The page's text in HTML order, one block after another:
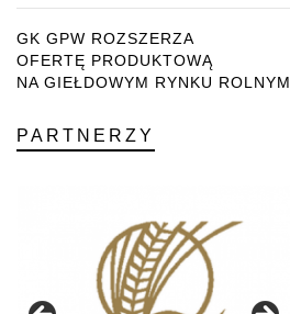
GK GPW ROZSZERZA
OFERTĘ PRODUKTOWĄ
NA GIEŁDOWYM RYNKU ROLNYM
PARTNERZY